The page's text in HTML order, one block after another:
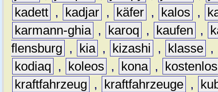
kadett , kadjar , käfer , kalos ,
karmann-ghia , karoq , kaufen ,
flensburg
, kia , kizashi , klasse ,
kodiaq
, koleos , kona ,
kostenlos
kraftfahrzeug
, kraftfahrzeuge ,